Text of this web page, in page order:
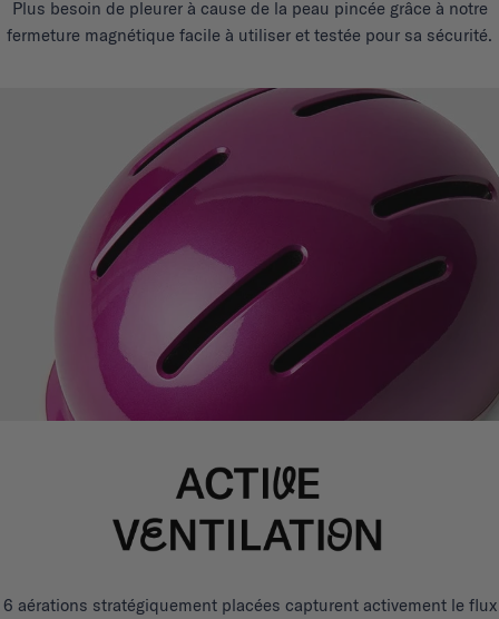
Plus besoin de pleurer à cause de la peau pincée grâce à notre
fermeture magnétique facile à utiliser et testée pour sa sécurité.
6 aérations stratégiquement placées capturent activement le flux